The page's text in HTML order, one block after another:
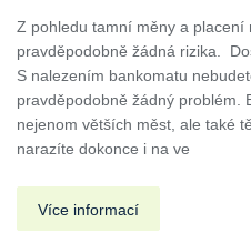
Z pohledu tamní měny a placení
pravděpodobně žádná rizika.
S nalezením bankomatu
pravděpodobně žádný problém.
nejenom větších měst, ale také
narazíte dokonce i na ve
Více informací